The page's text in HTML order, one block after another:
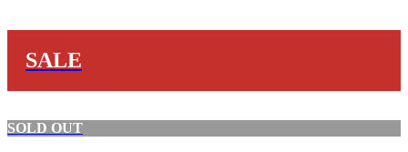
SALE
SOLD OUT